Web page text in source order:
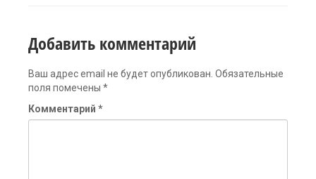
Добавить комментарий
Ваш адрес email не будет опубликован. Обязательные
поля помечены *
Комментарий *